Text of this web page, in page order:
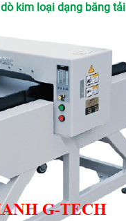
kim loại dạng băng